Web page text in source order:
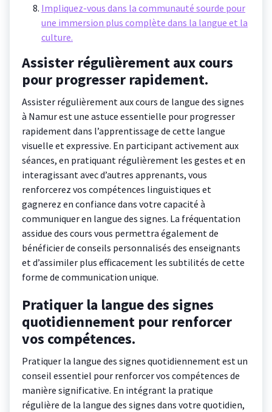
Impliquez-vous dans la communauté sourde pour
une immersion plus complète dans la langue et la
culture.
Assister régulièrement aux cours
pour progresser rapidement.
Assister régulièrement aux cours de langue des signes
à Namur est une astuce essentielle pour progresser
rapidement dans l’apprentissage de cette langue
visuelle et expressive. En participant activement aux
séances, en pratiquant régulièrement les gestes et en
interagissant avec d’autres apprenants, vous
renforcerez vos compétences linguistiques et
gagnerez en confiance dans votre capacité à
communiquer en langue des signes. La fréquentation
assidue des cours vous permettra également de
bénéficier de conseils personnalisés des enseignants
et d’assimiler plus efficacement les subtilités de cette
forme de communication unique.
Pratiquer la langue des signes
quotidiennement pour renforcer
vos compétences.
Pratiquer la langue des signes quotidiennement est un
conseil essentiel pour renforcer vos compétences de
manière significative. En intégrant la pratique
régulière de la langue des signes dans votre quotidien,